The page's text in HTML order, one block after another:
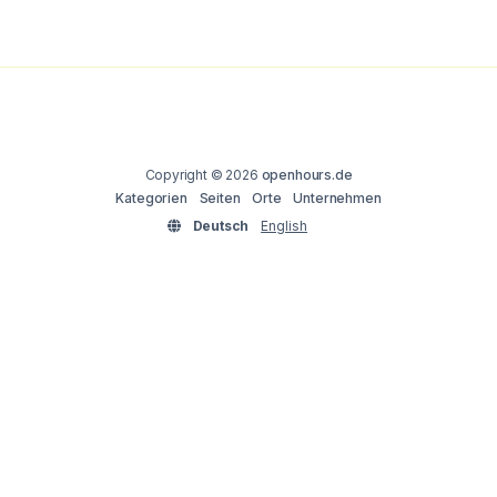
Copyright © 2026 openhours.de
Kategorien
Seiten Orte
Unternehmen
Deutsch
English